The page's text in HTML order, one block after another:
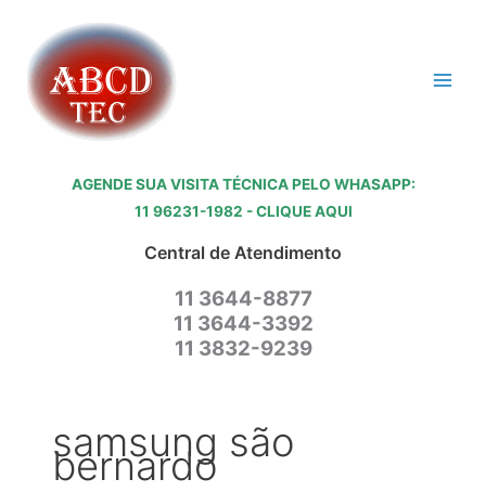
conteúdo
AGENDE SUA VISITA TÉCNICA PELO WHASAPP:
11 96231-1982 - CLIQUE AQUI
Central de Atendimento
11 3644-8877
11 3644-3392
11 3832-9239
samsung são
bernardo